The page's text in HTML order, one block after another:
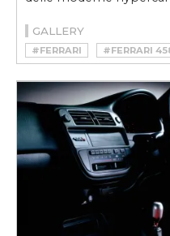
GALLERY
#FERRARI #FERRARI